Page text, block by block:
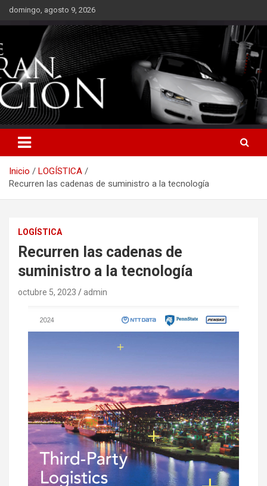
Saltardomingo, agosto 9, 2026
Inicio
LOGÍSTICA
Recurren las cadenas de suministro a la tecnología
LOGÍSTICA
Recurren las cadenas de
suministro a la tecnología
octubre 5, 2023 admin